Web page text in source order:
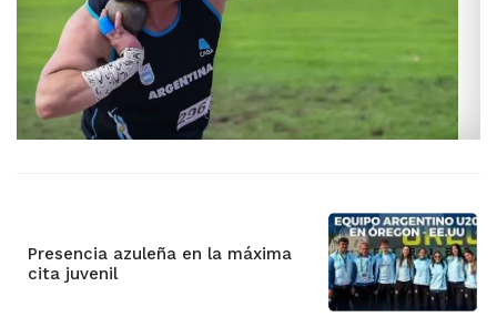
Presencia azuleña en la máxima
cita juvenil